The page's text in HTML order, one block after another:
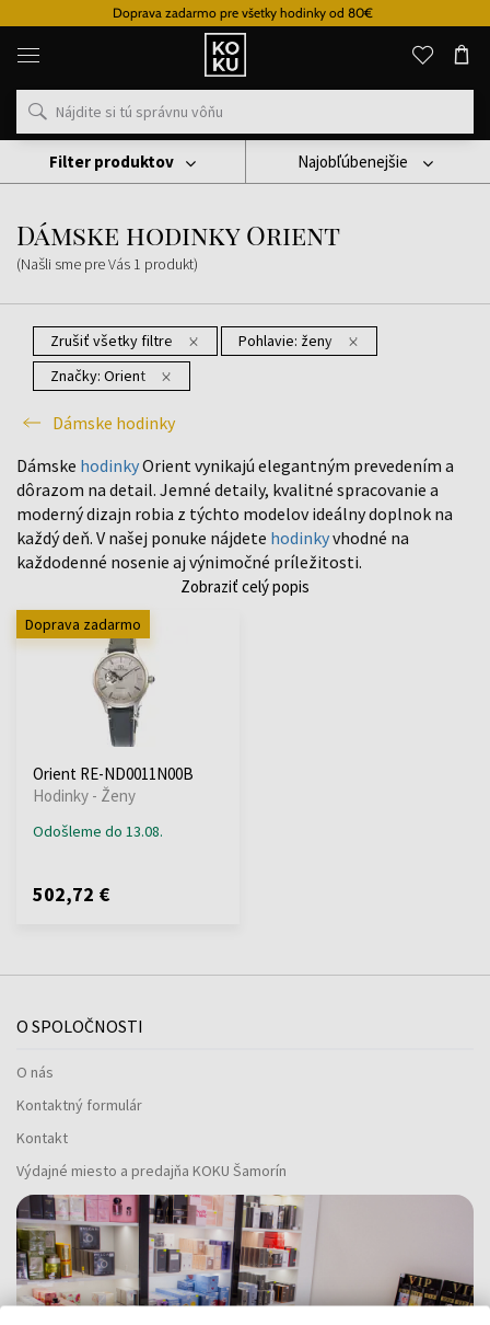
Doprava zadarmo pre všetky hodinky od 80€
Originálne
parfémy
hodinky
na
mieste
Hodinky
Dámske Hodinky Dámske Hodinky Orient
Dámske hodinky Orient
(Našli sme pre Vás 1 produkt)
Najobľúbenejšie
Zrušiť všetky filtre Pohlavie: ženy
Značky: Orient
Dámske hodinky
Filter produktov
Dámske hodinkyOrient vynikajú elegantným prevedením a
dôrazom na detail. Jemné detaily, kvalitné spracovanie a
moderný dizajn robia z týchto modelov ideálny doplnok na
každý deň. V našej ponuke nájdete hodinkyvhodné na
každodenné nosenie aj výnimočné príležitosti.
Zobraziť celý popis
Doprava zadarmo
Orient RE-ND0011N00B
Hodinky - Ženy
Odošleme do 13.08.
502,72 €
O SPOLOČNOSTI
O nás
Kontaktný formulár
Kontakt
Výdajné miesto a predajňa KOKU Šamorín